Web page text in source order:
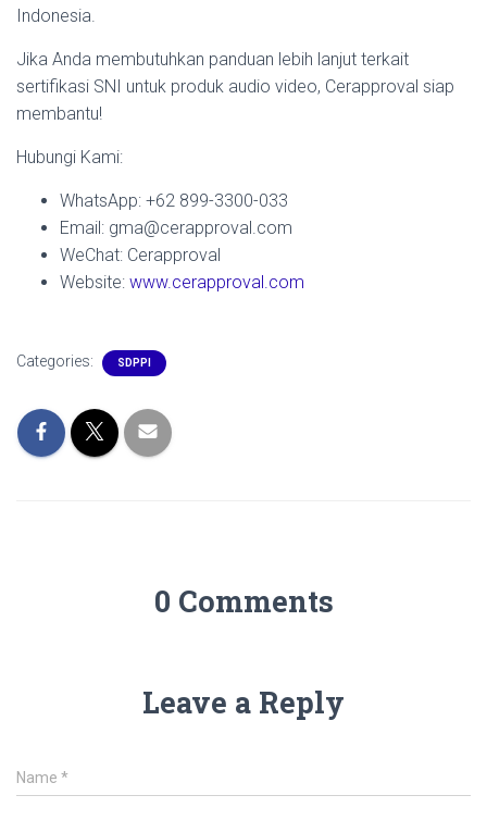
Indonesia.
Jika Anda membutuhkan panduan lebih lanjut terkait
sertifikasi SNI untuk produk audio video, Cerapproval siap
membantu!
Hubungi Kami:
WhatsApp: +62 899-3300-033
Email: gma@cerapproval.com
WeChat: Cerapproval
Website: www.cerapproval.com
Categories: SDPPI
0 Comments
Leave a Reply
Name *